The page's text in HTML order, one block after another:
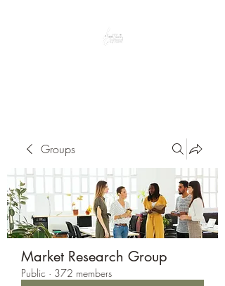
Groups
Market Research Group
Public · 372 members